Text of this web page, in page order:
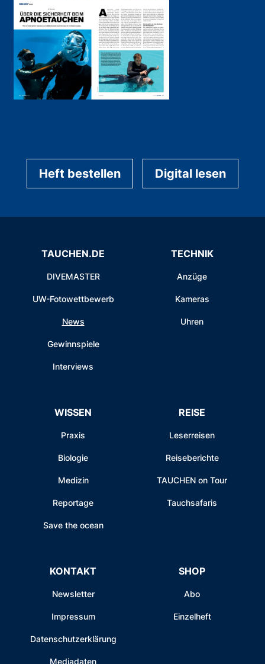
Heft bestellen Digital lesen
TAUCHEN.DE
DIVEMASTER
UW-Fotowettbewerb
News
Gewinnspiele
Interviews
TECHNIK
Anzüge
Kameras
Uhren
WISSEN
Praxis
Biologie
Medizin
Reportage
Save the ocean
REISE
Leserreisen
Reiseberichte
TAUCHEN on Tour
Tauchsafaris
KONTAKT
Newsletter
Impressum
Datenschutzerklärung
Mediadaten
SHOP
Abo
Einzelheft